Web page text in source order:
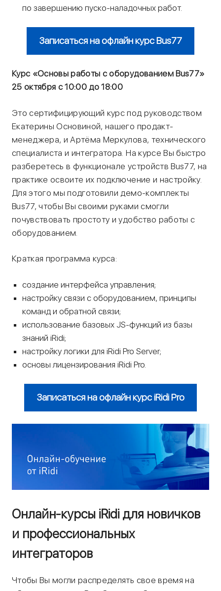
по завершению пуско-наладочных работ.
Записаться на офлайн курс Bus77
Курс «Основы работы с оборудованием Bus77»
25 октября с 10:00 до 18:00
Это сертифицирующий курс под руководством
Екатерины Основиной, нашего продакт-
менеджера, и Артёма Меркулова, технического
специалиста и интегратора. На курсе Вы быстро
разберетесь в функционале устройств Bus77, на
практике освоите их подключение и настройку.
Для этого мы подготовили демо-комплекты
Bus77, чтобы Вы своими руками смогли
почувствовать простоту и удобство работы с
оборудованием.
Краткая программа курса:
создание интерфейса управления;
настройку связи с оборудованием, принципы
команд и обратной связи;
использование базовых JS-функций из базы
знаний iRidi;
настройку логики для iRidi Pro Server;
основы лицензирования iRidi Pro.
Записаться на офлайн курс iRidi Pro
Онлайн-курсы iRidi для новичков
и профессиональных
интеграторов
Чтобы Вы могли распределять свое время на